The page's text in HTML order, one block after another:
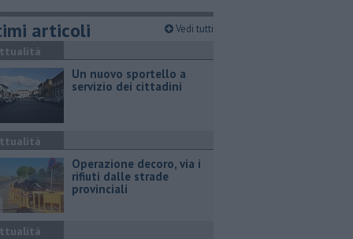
articoli Vedi tutti
Un nuovo sportello a
servizio dei cittadini
Operazione decoro, via i
rifiuti dalle strade
provinciali